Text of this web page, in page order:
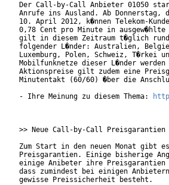
Der Call-by-Call Anbieter 01050
Anrufe ins Ausland. Ab
10. April 2012, k�nnen Telekom-
0,78 Cent pro Minute in
gilt in diesem Zeitraum t�glich
folgender L�nder: Australien,
Luxemburg, Polen, Schweiz, T�rkei
Mobilfunknetze dieser L�nder
Aktionspreise gilt zudem eine
Minutentakt (60/60) �ber die
- Ihre Meinung zu diesem Thema:
>> Neue Call-by-Call
Zum Start in den neuen Monat gibt
Preisgarantien. Einige bisherige
einige Anibeter ihre
dass zumindest bei einigen
gewisse Preissicherheit besteht.